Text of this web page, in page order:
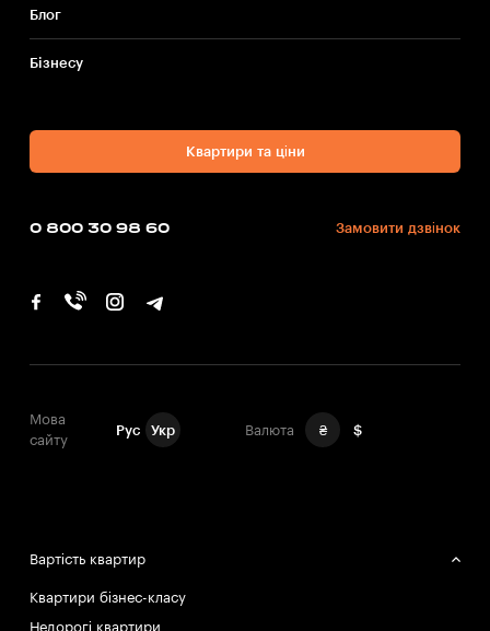
Блог
Бiзнесу
Квартири та ціни
0 800 30 98 60 Замовити дзвінок
Мова
сайту
Рус Укр Валюта ₴ $
Вартість квартир
Квартири бізнес-класу
Недорогі квартири